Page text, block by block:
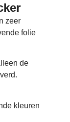
zeer
folie
de
kleuren